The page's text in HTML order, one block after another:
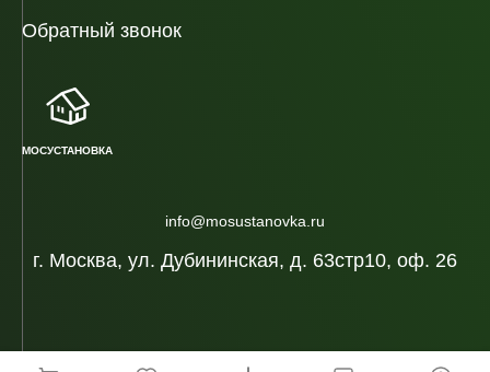
г. Москва, ул. Дубининская, д. 63стр10, оф. 26
info@mosustanovka.ru
Обратный звонок
МОСУСТАНОВКА